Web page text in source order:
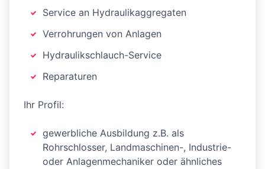
Service an Hydraulikaggregaten
Verrohrungen von Anlagen
Hydraulikschlauch-Service
Reparaturen
Ihr Profil:
gewerbliche Ausbildung z.B. als
Rohrschlosser, Landmaschinen-, Industrie-
oder Anlagen­­mechaniker oder ähnliches